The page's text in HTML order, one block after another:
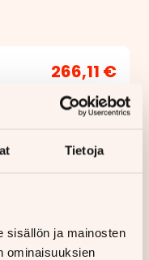
Tietoja
sisällön ja mainosten
ominaisuuksien
266,11 €
edellyttää hyväksytyn